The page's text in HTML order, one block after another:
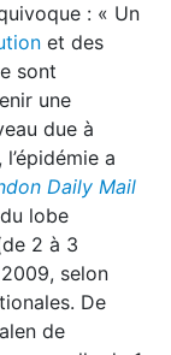
: « Un
et des
sont
une
due à
a
Daily Mail
lobe
2 à 3
selon
De
de